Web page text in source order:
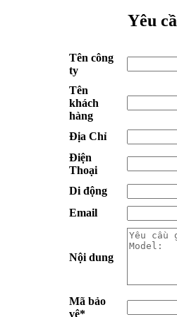
Yêu
Tên công
ty
Tên
khách
hàng
Địa Chỉ
Điện
Thoại
Di động
Email
Nội dung
Mã bảo
vệ*